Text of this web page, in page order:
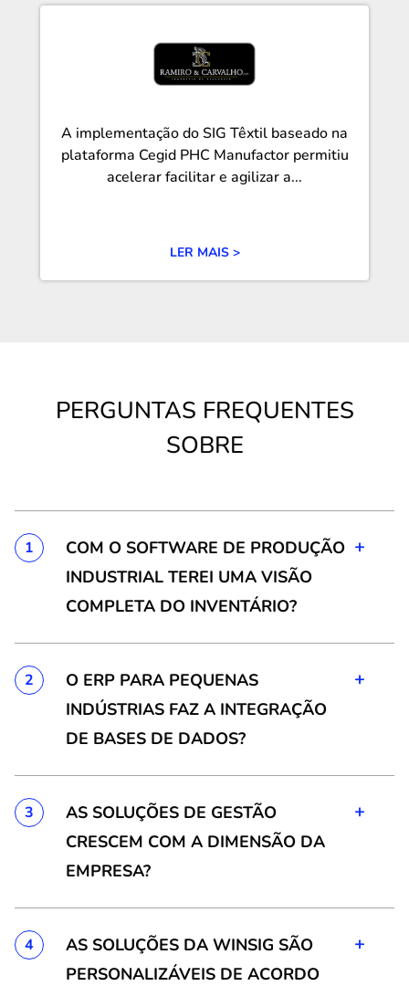
A implementação do SIG Têxtil baseado na
plataforma Cegid PHC Manufactor permitiu
acelerar facilitar e agilizar a...
LER MAIS >
PERGUNTAS FREQUENTES
SOBRE
1
COM O SOFTWARE DE PRODUÇÃO
INDUSTRIAL TEREI UMA VISÃO
COMPLETA DO INVENTÁRIO?
+
2
O ERP PARA PEQUENAS
INDÚSTRIAS FAZ A INTEGRAÇÃO
DE BASES DE DADOS?
+
3
AS SOLUÇÕES DE GESTÃO
CRESCEM COM A DIMENSÃO DA
EMPRESA?
+
4
AS SOLUÇÕES DA WINSIG SÃO
PERSONALIZÁVEIS DE ACORDO
+